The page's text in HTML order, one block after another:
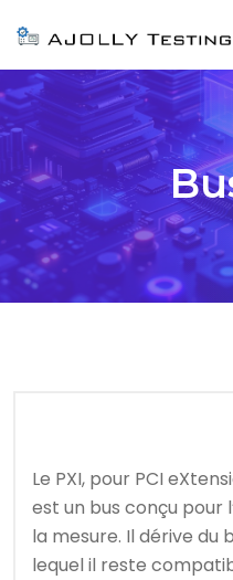
Le PXI, pour PCI
est un bus conçu pour
la mesure. Il dérive du
lequel il reste